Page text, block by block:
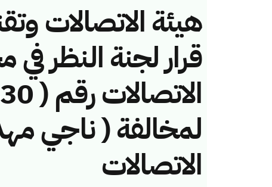
هيئة الاتصالات
قرار لجنة النظر
لمخالفة ( ناجي
الاتصالات